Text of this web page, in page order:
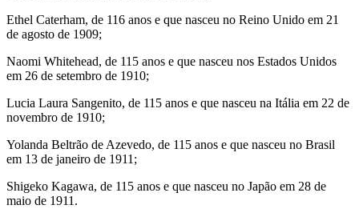
Ethel Caterham, de 116 anos e que nasceu no Reino Unido em 21
de agosto de 1909;
Naomi Whitehead, de 115 anos e que nasceu nos Estados Unidos
em 26 de setembro de 1910;
Lucia Laura Sangenito, de 115 anos e que nasceu na Itália em 22 de
novembro de 1910;
Yolanda Beltrão de Azevedo, de 115 anos e que nasceu no Brasil
em 13 de janeiro de 1911;
Shigeko Kagawa, de 115 anos e que nasceu no Japão em 28 de
maio de 1911.